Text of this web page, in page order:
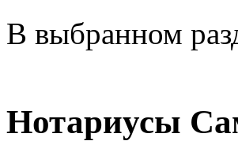
В выбранном
Нотариусы